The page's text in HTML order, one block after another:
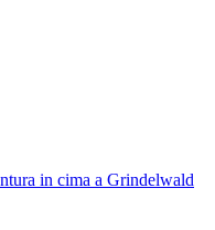
in cima a Grindelwald